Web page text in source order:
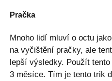
Pračka
Mnoho lidí mluví o octu
na vyčištění pračky, ale
lepší výsledky. Použít
3 měsíce. Tím je tento trik